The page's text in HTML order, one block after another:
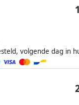
volgende dag in